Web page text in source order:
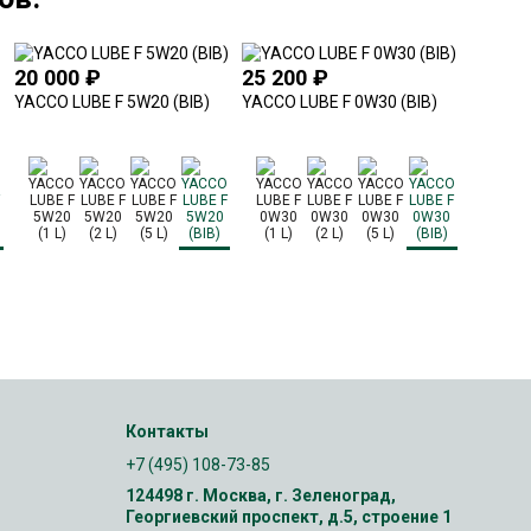
20 000₽
YACCO LUBE F 5W20 (BIB)
25 200 ₽
YACCO LUBE F 0W30 (BIB)
Контакты
+7 (495) 108-73-85
124498 г. Москва, г. Зеленоград,
Георгиевский проспект, д.5, строение 1